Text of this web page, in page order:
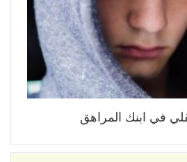
في ابنك المراهق